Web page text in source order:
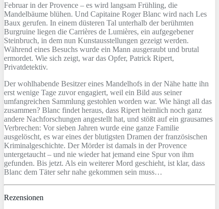
Februar in der Provence – es wird langsam Frühling, die
Mandelbäume blühen. Und Capitaine Roger Blanc wird nach Les
Baux gerufen. In einem düsteren Tal unterhalb der berühmten
Burgruine liegen die Carrières de Lumières, ein aufgegebener
Steinbruch, in dem nun Kunstausstellungen gezeigt werden.
Während eines Besuchs wurde ein Mann ausgeraubt und brutal
ermordet. Wie sich zeigt, war das Opfer, Patrick Ripert,
Privatdetektiv.
Der wohlhabende Besitzer eines Mandelhofs in der Nähe hatte ihn
erst wenige Tage zuvor engagiert, weil ein Bild aus seiner
umfangreichen Sammlung gestohlen worden war. Wie hängt all das
zusammen? Blanc findet heraus, dass Ripert heimlich noch ganz
andere Nachforschungen angestellt hat, und stößt auf ein grausames
Verbrechen: Vor sieben Jahren wurde eine ganze Familie
ausgelöscht, es war eines der blutigsten Dramen der französischen
Kriminalgeschichte. Der Mörder ist damals in der Provence
untergetaucht – und nie wieder hat jemand eine Spur von ihm
gefunden. Bis jetzt. Als ein weiterer Mord geschieht, ist klar, dass
Blanc dem Täter sehr nahe gekommen sein muss…
Rezensionen